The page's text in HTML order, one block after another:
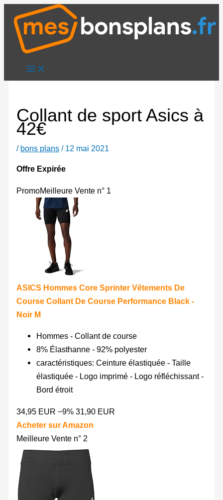
contenu
Collant de sport Asics à
42€
/ bons plans / 12 mai 2021
Offre Expirée
PromoMeilleure Vente n° 1
ASICS Hommes Core Sprinter Vêtements De
Course Collant De Course Performance Black -
Noir M
Hommes - Collant de course
8% Élasthanne - 92% polyester
caractéristiques: Ceinture élastiquée - Taille
élastiquée - Logo imprimé - Logo réfléchissant -
Bord étroit
34,95 EUR −9% 31,90 EUR
Acheter sur Amazon
Meilleure Vente n° 2